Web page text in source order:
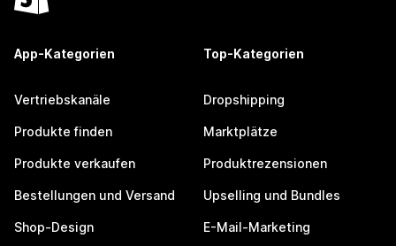
App-Kategorien
Vertriebskanäle
Produkte finden
Produkte verkaufen
Bestellungen und Versand
Shop-Design
Top-Kategorien
Dropshipping
Marktplätze
Produktrezensionen
Upselling und Bundles
E-Mail-Marketing